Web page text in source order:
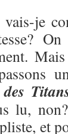
je
lu,
et